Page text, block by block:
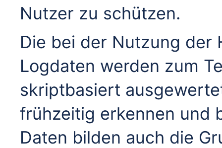
Nutzer zu schützen.
Die bei der Nutzung der
Logdaten werden zum
skriptbasiert
frühzeitig erkennen und
Daten bilden auch die